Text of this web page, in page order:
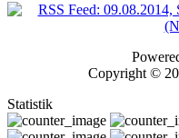
Copyright ©
Statistik